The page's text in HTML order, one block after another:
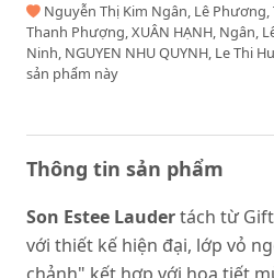
Nguyễn Thị Kim Ngân, Lê
Thanh Phượng, XUÂN HẠNH, Ngân,
Ninh, NGUYEN NHU QUYNH, Le Thi
sản phẩm này
Thông tin sản phẩm
Son Estee Laudertách từ
với thiết kế hiện đại, lớp vỏ